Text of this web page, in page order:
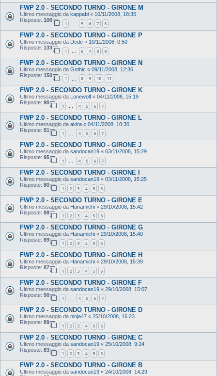
FWP 2.0 - SECONDO TURNO - GIRONE M
Ultimo messaggio da kappabi « 10/11/2008, 18:35
Risposte: 106
1 … 5 6 7 8
FWP 2.0 - SECONDO TURNO - GIRONE P
Ultimo messaggio da Dede « 10/11/2008, 0:50
Risposte: 133
1 … 6 7 8 9
FWP 2.0 - SECONDO TURNO - GIRONE N
Ultimo messaggio da Gothic « 09/11/2008, 12:36
Risposte: 150
1 8 9 10 11
FWP 2.0 - SECONDO TURNO - GIRONE K
Ultimo messaggio da Lonewolf « 04/11/2008, 15:19
Risposte: 90
1 … 4 5 6 7
FWP 2.0 - SECONDO TURNO - GIRONE L
Ultimo messaggio da akira « 04/11/2008, 10:30
Risposte: 91
1 4 5 6 7
FWP 2.0 - SECONDO TURNO - GIRONE J
Ultimo messaggio da sandocan19 « 03/11/2008, 15:29
Risposte: 95
1 4 5 6 7
FWP 2.0 - SECONDO TURNO - GIRONE I
Ultimo messaggio da sandocan19 « 03/11/2008, 15:25
Risposte: 80
1 2 3 4 5 6
FWP 2.0 - SECONDO TURNO - GIRONE E
Ultimo messaggio da Hanamichi « 29/10/2008, 15:42
Risposte: 88
1 2 3 4 5 6
FWP 2.0 - SECONDO TURNO - GIRONE G
Ultimo messaggio da Hanamichi « 29/10/2008, 15:40
Risposte: 89
1 2 3 4 5 6
FWP 2.0 - SECONDO TURNO - GIRONE H
Ultimo messaggio da Hanamichi « 29/10/2008, 15:39
Risposte: 87
1 2 3 4 5 6
FWP 2.0 - SECONDO TURNO - GIRONE F
Ultimo messaggio da sandocan19 « 29/10/2008, 15:07
Risposte: 90
1 4 5 6 7
FWP 2.0 - SECONDO TURNO - GIRONE D
Ultimo messaggio da ninja47 « 25/10/2008, 16:23
Risposte: 89
1 2 3 4 5 6
FWP 2.0 - SECONDO TURNO - GIRONE C
Ultimo messaggio da sandocan19 « 25/10/2008, 9:24
Risposte: 83
1 2 3 4 5 6
FWP 2.0 - SECONDO TURNO - GIRONE B
Ultimo messaggio da sandocan19 « 24/10/2008, 14:29